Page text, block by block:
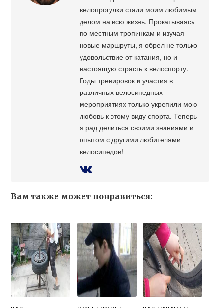
велопрогулки стали моим любимым
делом на всю жизнь. Прокатываясь
по местным тропинкам и изучая
новые маршруты, я обрел не только
удовольствие от катания, но и
настоящую страсть к велоспорту.
Годы тренировок и участия в
различных велосипедных
мероприятиях только укрепили мою
любовь к этому виду спорта. Теперь
я рад делиться своими знаниями и
опытом с другими любителями
велосипедов!
Вам также может понравиться: